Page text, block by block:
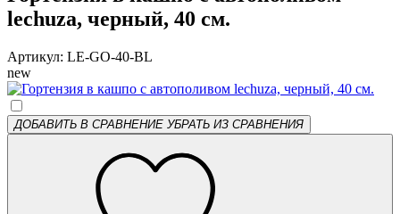
lechuza, черный, 40 см.
Артикул: LE-GO-40-BL
new
ДОБАВИТЬ В СРАВНЕНИЕ УБРАТЬ ИЗ СРАВНЕНИЯ